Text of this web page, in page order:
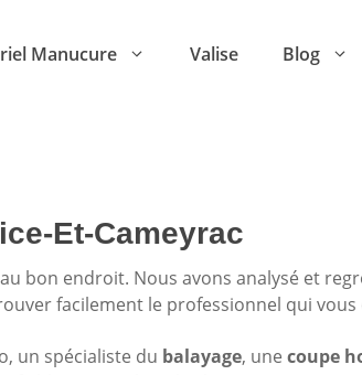
Manucure Valise Blog
Et-Cameyrac
bon endroit. Nous avons analysé et
facilement le professionnel qui vous
un spécialiste du balayage, une coupe